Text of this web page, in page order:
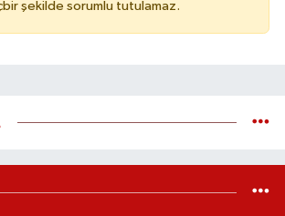
şekilde sorumlu tutulamaz.